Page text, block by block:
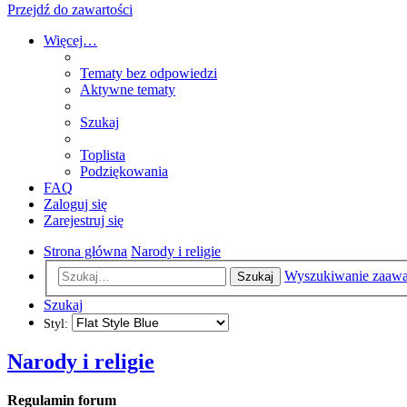
Przejdź do zawartości
Więcej…
Tematy bez odpowiedzi
Aktywne tematy
Szukaj
Toplista
Podziękowania
FAQ
Zaloguj się
Zarejestruj się
Strona główna Narody i religie
Szukaj
Wyszukiwanie
Szukaj
Styl:
Narody i religie
Regulamin forum